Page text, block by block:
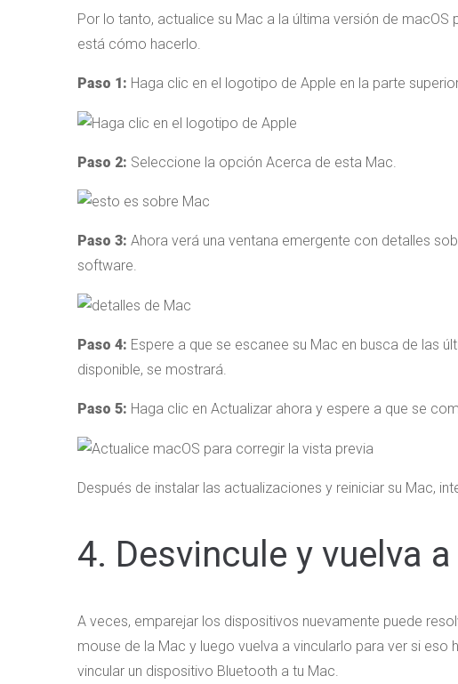
Por lo tanto, actualice su Mac a la última versión de
está cómo hacerlo.
Paso 1: Haga clic en el logotipo de Apple en la parte
Paso 2: Seleccione la opción Acerca de esta Mac.
Paso 3: Ahora verá una ventana emergente con detalles
software.
Paso 4: Espere a que se escanee su Mac en busca de las
disponible, se mostrará.
Paso 5: Haga clic en Actualizar ahora y espere a que se
Después de instalar las actualizaciones y reiniciar su Mac,
4. Desvincule y vuelva
A veces, emparejar los dispositivos nuevamente puede
mouse de la Mac y luego vuelva a vincularlo para ver si
vincular un dispositivo Bluetooth a tu Mac.